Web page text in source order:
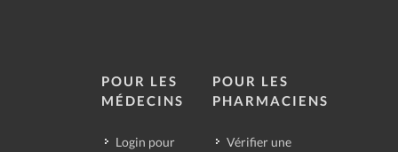
POUR LES
MÉDECINS
Login pour
POUR LES
PHARMACIENS
Vérifier une